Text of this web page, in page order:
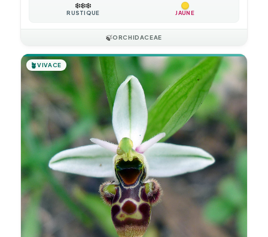
❄️❄️❄️
RUSTIQUE JAUNE
🍃ORCHIDACEAE
🪴VIVACE